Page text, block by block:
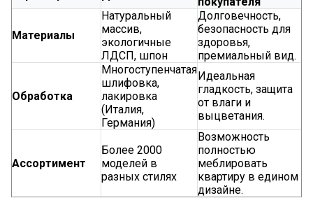
Материалы
Натуральный
массив,
экологичные
ЛДСП, шпон
Долговечность,
безопасность для
здоровья,
премиальный вид.
Обработка
Многоступенчатая
шлифовка,
лакировка
(Италия,
Германия)
Идеальная
гладкость, защита
от влаги и
выцветания.
Ассортимент
Более 2000
моделей в
разных стилях
Возможность
полностью
меблировать
квартиру в едином
дизайне.